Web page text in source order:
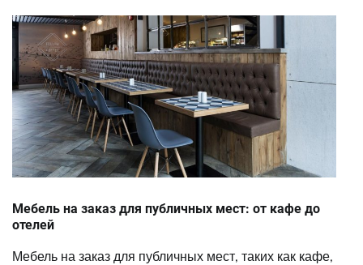
Мебель на заказ для публичных мест: от кафе до
отелей
Мебель на заказ для публичных мест, таких как кафе,